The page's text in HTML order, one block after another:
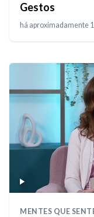
Gestos
há aproximadamente
MENTES QUE